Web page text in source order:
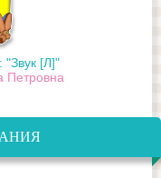
"Звук [Л]"
Петровна